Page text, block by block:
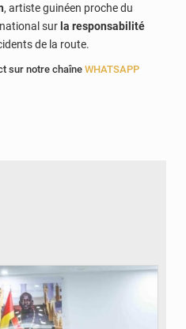
, artiste guinéen proche du
sur la responsabilité
de la route.
sur notre chaîne WHATSAPP